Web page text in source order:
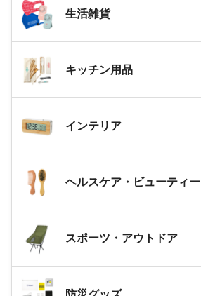
生活雑貨
キッチン用品
インテリア
ヘルスケア・ビューティー
スポーツ・アウトドア